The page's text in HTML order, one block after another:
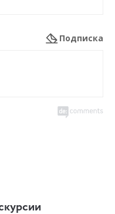
Подписка